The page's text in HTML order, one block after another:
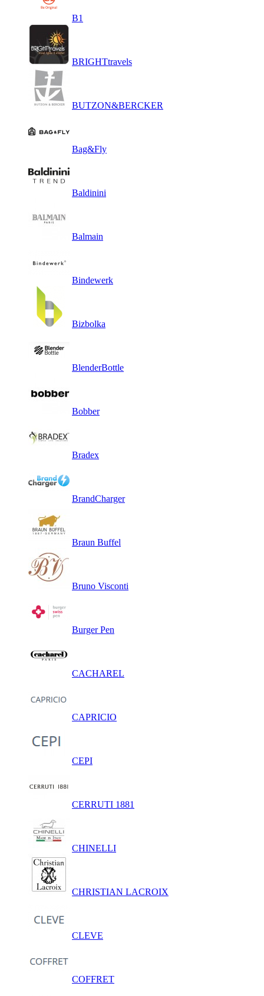
B1
BRIGHTtravels
BUTZON&BERCKER
Bag&Fly
Baldinini
Balmain
Bindewerk
Bizbolka
BlenderBottle
Bobber
Bradex
BrandCharger
Braun Buffel
Bruno Visconti
Burger Pen
CACHAREL
CAPRICIO
CEPI
CERRUTI 1881
CHINELLI
CHRISTIAN LACROIX
CLEVE
COFFRET